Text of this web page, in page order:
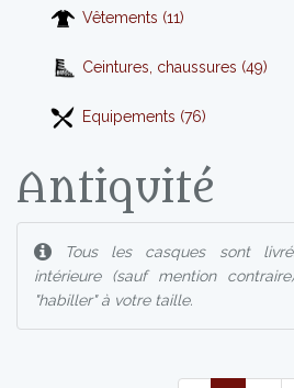
Vêtements (11)
Ceintures, chaussures (49)
Equipements (76)
Antiquité
Tous les casques sont
intérieure (sauf mention
"habiller" à votre taille.